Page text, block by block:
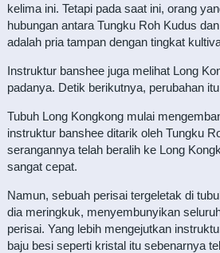
kelima ini. Tetapi pada saat ini, orang
hubungan antara Tungku Roh Kudus
adalah pria tampan dengan tingkat
Instruktur banshee juga melihat Long
padanya. Detik berikutnya, perubahan
Tubuh Long Kongkong mulai
instruktur banshee ditarik oleh Tungku
serangannya telah beralih ke Long
sangat cepat.
Namun, sebuah perisai tergeletak di
dia meringkuk, menyembunyikan
perisai. Yang lebih mengejutkan
baju besi seperti kristal itu sebenarnya